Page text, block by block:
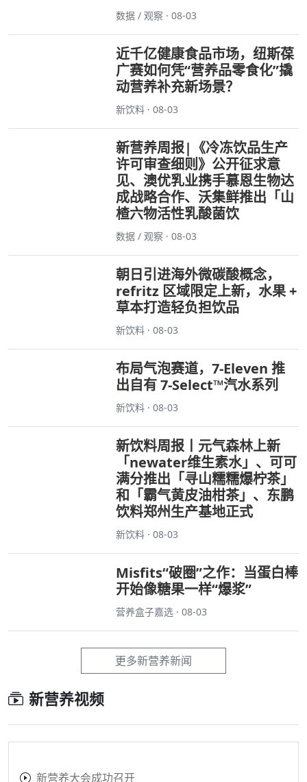
数据 / 观察 · 08-03
近千亿健康食品市场，纽斯葆
广赛如何凭“营养品零食化”撬
动营养补充新场景？
新饮料 · 08-03
新营养周报|《冷冻饮品生产
许可审查细则》公开征求意
见、澳优乳业携手慕恩生物达
成战略合作、沃集鲜推出「山
楂六物活性乳酸菌饮
数据 / 观察 · 08-03
朝日引进海外微碳酸概念，
refritz 区域限定上新，水果 +
草本打造轻负担饮品
新饮料 · 08-03
布局气泡赛道，7-Eleven 推
出自有 7-Select™汽水系列
新饮料 · 08-03
新饮料周报丨元气森林上新
「newater维生素水」、可可
满分推出「寻山糯糯爆柠茶」
和「霸气黄皮油柑茶」、东鹏
饮料郑州生产基地正式
新饮料 · 08-03
Misfits“破圈”之作：当蛋白棒
开始像糖果一样“爆浆”
营养盒子嘉选 · 08-03
更多新营养新闻
新营养视频
新营养大会成功召开